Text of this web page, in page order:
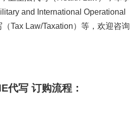
and International Operational
Tax Law/Taxation）等，欢迎咨询
代写 订购流程：